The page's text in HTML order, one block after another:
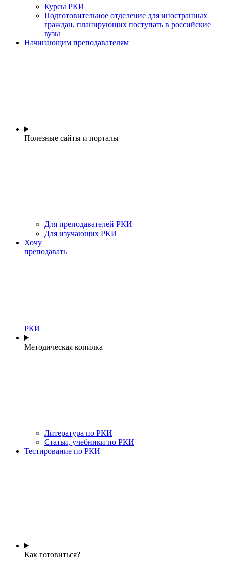
Курсы РКИ
Подготовительное отделение для иностранных
граждан, планирующих поступать в российские
вузы
Начинающим преподавателям
Полезные сайты и порталы
Для преподавателей РКИ
Для изучающих РКИ
Хочу
преподавать
РКИ
Методическая копилка
Литература по РКИ
Статьи, учебники по РКИ
Тестирование по РКИ
Как готовиться?